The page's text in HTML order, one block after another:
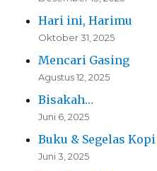
Hari ini, Harimu
Oktober 31, 2025
Mencari Gasing
Agustus 12, 2025
Bisakah…
Juni 6, 2025
Buku & Segelas Kopi
Juni 3, 2025